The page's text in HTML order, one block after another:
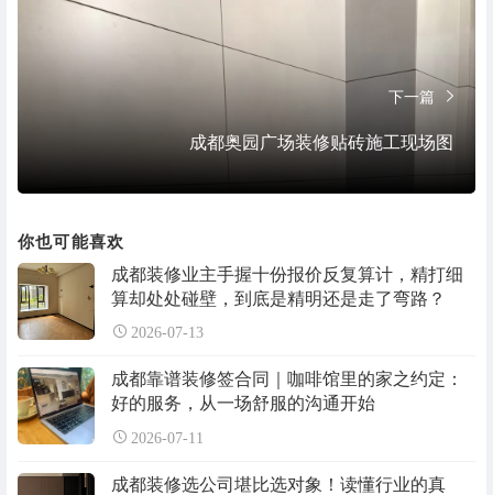
下一篇
成都奥园广场装修贴砖施工现场图
你也可能喜欢
成都装修业主手握十份报价反复算计，精打细
算却处处碰壁，到底是精明还是走了弯路？
2026-07-13
成都靠谱装修签合同｜咖啡馆里的家之约定：
好的服务，从一场舒服的沟通开始
2026-07-11
成都装修选公司堪比选对象！读懂行业的真